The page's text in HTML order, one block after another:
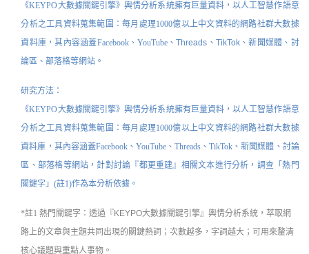
《KEYPO大數據關鍵引擎》輿情分析系統擁有巨量資料 ，以人工智慧作語意
分析之工具資料蒐集範圍：每月處理1000億以上中文資料的網路社群大數據
資料庫，其內容涵蓋Facebook、YouTube、Threads、TikTok、新聞媒體、討
論區、部落格等網站。
研究方法：
《KEYPO大數據關鍵引擎》輿情分析系統擁有巨量資料，以人工智慧作語意
分析之工具資料蒐集範圍：每月處理1000億以上中文資料的網路社群大數據
資料庫，其內容涵蓋Facebook、YouTube、Threads、TikTok、新聞媒體、討論
區、部落格等網站， 針對討論『都更重建』相關文本進行分析，調查「熱門
關鍵字」(註1)作為本分析依據。
*註1 熱門關鍵字：透過『KEYPO大數據關鍵引擎』輿情分析系統 ，萃取網
路上的文章與主題共同出現的關鍵熱詞；次數越多，字詞越大；可用來釐清
核心議題與重點人事物。